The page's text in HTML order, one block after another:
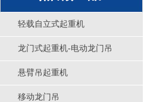
轻载自立式起重机
龙门式起重机-电动龙门吊
悬臂吊起重机
移动龙门吊